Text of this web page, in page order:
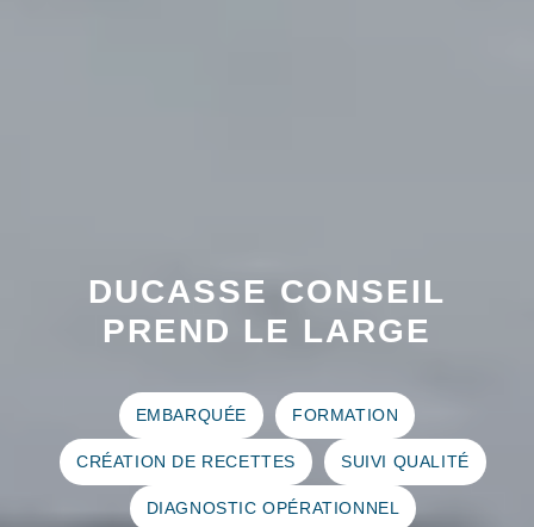
DUCASSE CONSEIL
PREND LE LARGE
EMBARQUÉE FORMATION
CRÉATION DE RECETTES SUIVI QUALITÉ
DIAGNOSTIC OPÉRATIONNEL